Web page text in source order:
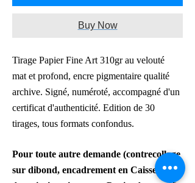
Buy Now
Tirage Papier Fine Art 310gr au velouté
mat et profond, encre pigmentaire qualité
archive. Signé, numéroté, accompagné d'un
certificat d'authenticité. Edition de 30
tirages, tous formats confondus.
Pour toute autre demande (contrecollage
sur dibond, encadrement en Caisse